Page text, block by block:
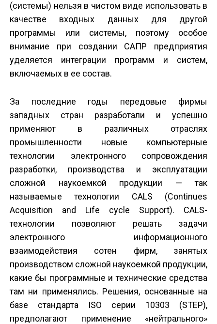
(системы) нельзя в чистом виде использовать в
качестве входных данных для другой
программы или системы, поэтому особое
внимание при создании САПР предприятия
уделяется интеграции программ и систем,
включаемых в ее состав.
За последние годы передовые фирмы
западных стран разработали и успешно
применяют в различных отраслях
промышленности новые компьютерные
технологии электронного сопровождения
разработки, производства и эксплуатации
сложной наукоемкой продукции — так
называемые технологии CALS (Continues
Acquisition and Life cycle Support). CALS-
технологии позволяют решать задачи
электронного информационного
взаимодействия сотен фирм, занятых
производством сложной наукоемкой продукции,
какие бы программные и технические средства
там ни применялись. Решения, основанные на
базе стандарта ISO серии 10303 (STEP),
предполагают применение «нейтрального»